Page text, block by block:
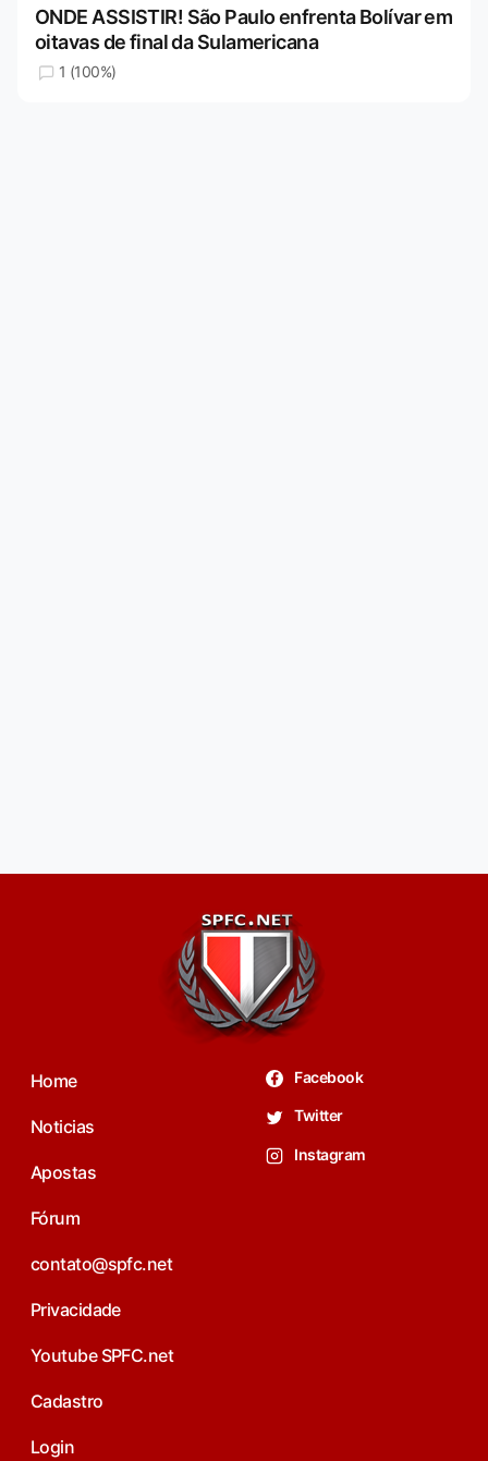
ONDE ASSISTIR! São Paulo enfrenta Bolívar em
oitavas de final da Sulamericana
1 (100%)
Home
Noticias
Apostas
Fórum
contato@spfc.net
Privacidade
Youtube SPFC.net
Cadastro
Login
Facebook
Twitter
Instagram